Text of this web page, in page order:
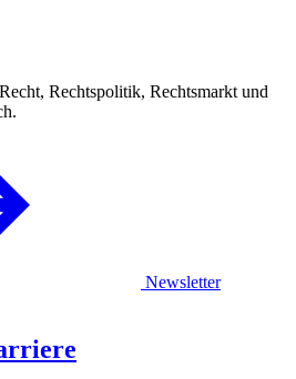
Rechtspolitik, Rechtsmarkt und
Newsletter